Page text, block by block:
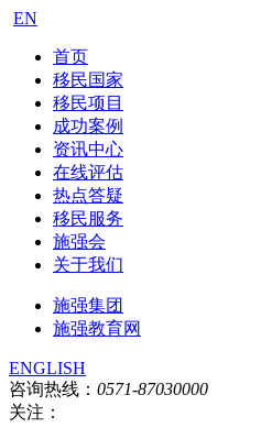
EN
首页
移民国家
移民项目
成功案例
资讯中心
在线评估
热点答疑
移民服务
施强会
关于我们
施强集团
施强教育网
ENGLISH
咨询热线： 0571-87030000
关注：